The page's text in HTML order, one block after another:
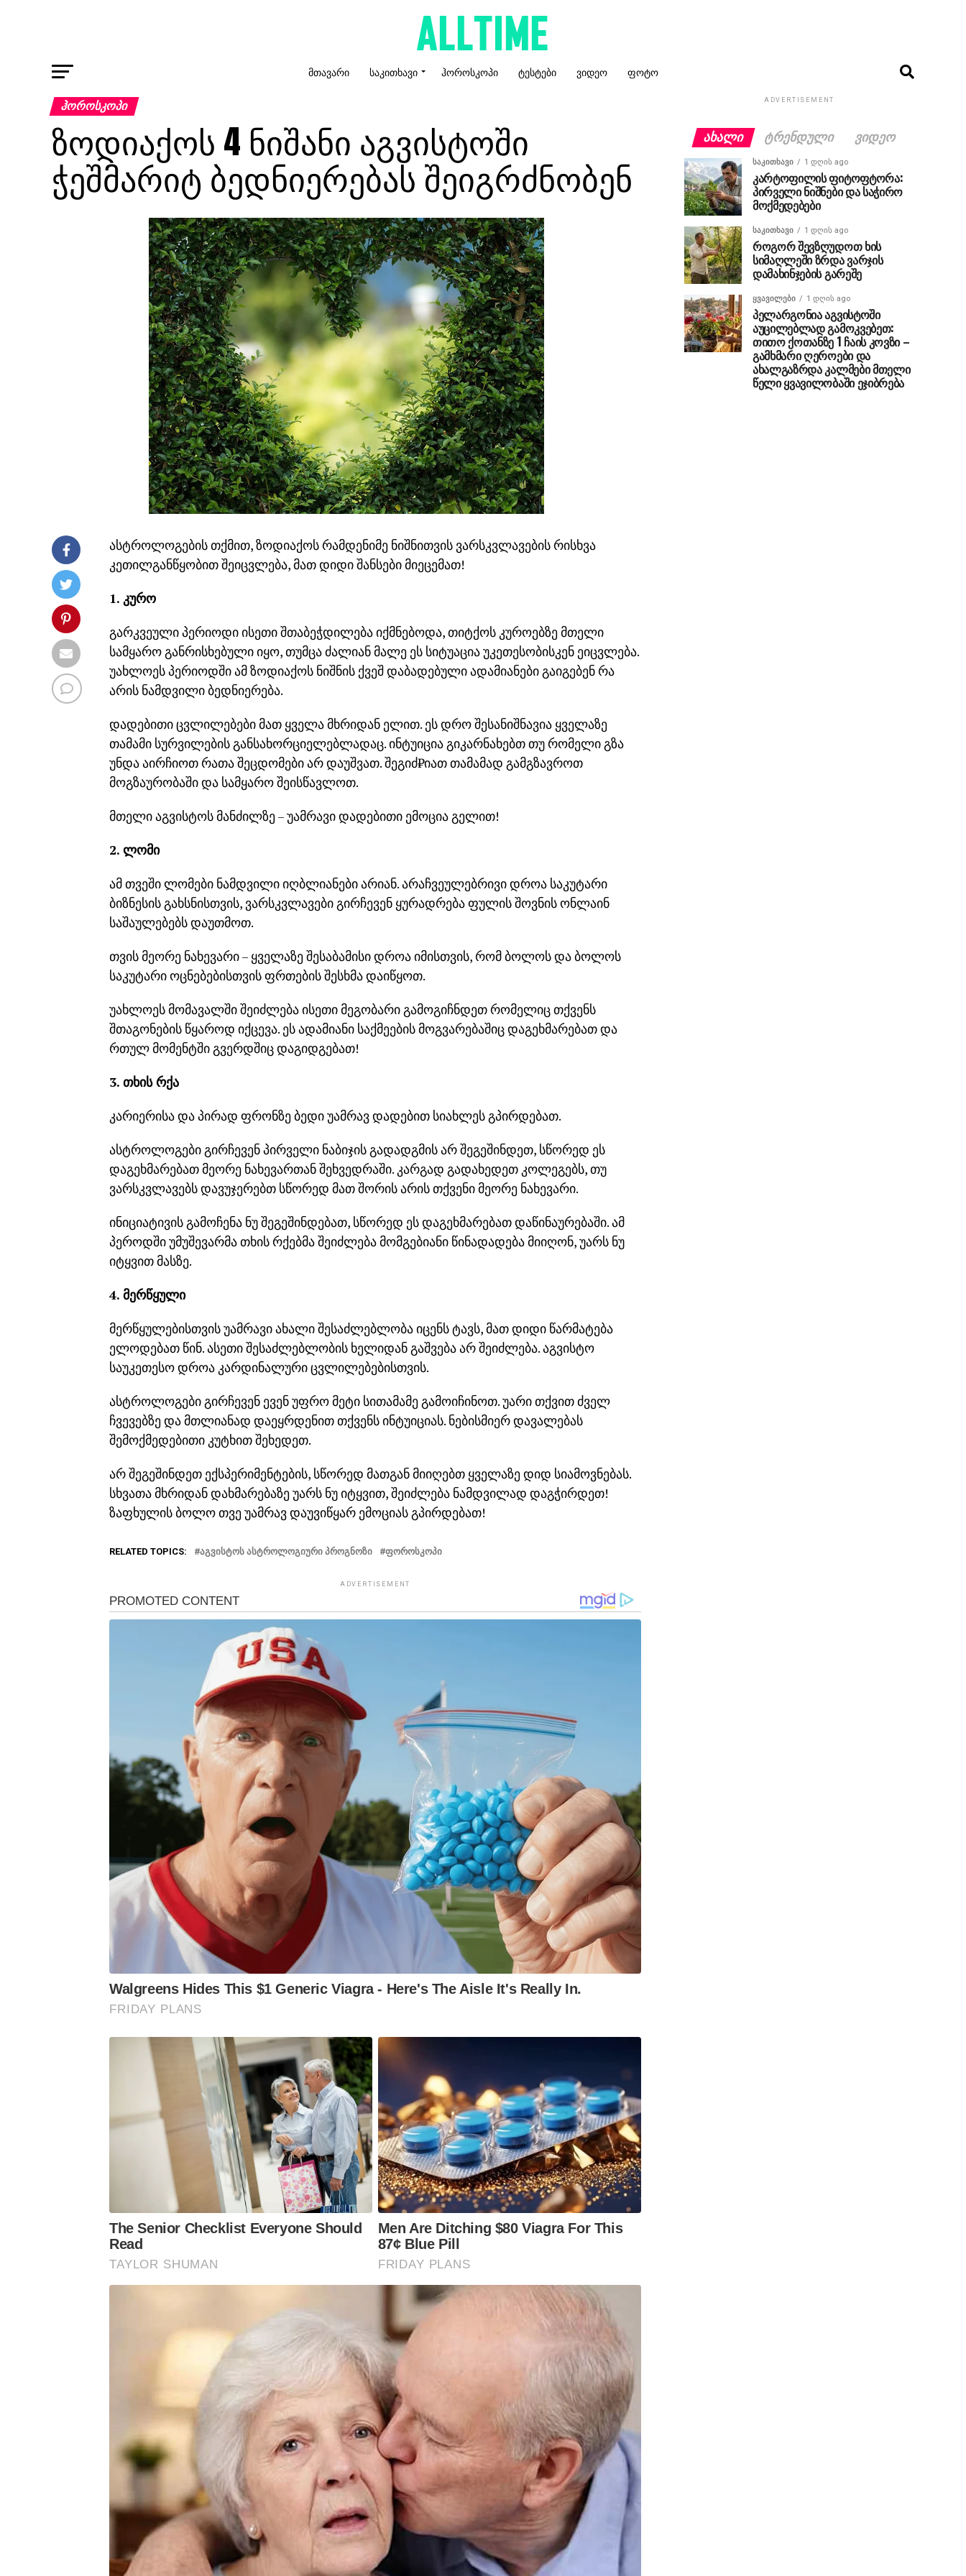
ᲛᲗᲐᲕᲐᲠᲘ ᲡᲐᲙᲘᲗᲮᲐᲕᲘ ᲰᲝᲠᲝᲡᲙᲝᲞᲘ ᲢᲔᲡᲢᲔᲑᲘ ᲕᲘᲓᲔᲝ ᲤᲝᲢᲝ
ᲰᲝᲠᲝᲡᲙᲝᲞᲘ
ზოდიაქოს 4 ნიშანი აგვისტოში
ჭეშმარიტ ბედნიერებას შეიგრძნობენ
ასტროლოგების თქმით, ზოდიაქოს რამდენიმე ნიშნითვის ვარსკვლავების რისხვა
კეთილგანწყობით შეიცვლება, მათ დიდი შანსები მიეცემათ!
1. კურო
გარკვეული პერიოდი ისეთი შთაბეჭდილება იქმნებოდა, თიტქოს კუროებზე მთელი
სამყარო განრისხებული იყო, თუმცა ძალიან მალე ეს სიტუაცია უკეთესობისკენ ეიცვლება.
უახლოეს პერიოდში ამ ზოდიაქოს ნიშნის ქვეშ დაბადებული ადამიანები გაიგებენ რა
არის ნამდვილი ბედნიერება.
დადებითი ცვლილებები მათ ყველა მხრიდან ელით. ეს დრო შესანიშნავია ყველაზე
თამამი სურვილების განსახორციელებლადაც. ინტუიცია გიკარნახებთ თუ რომელი გზა
უნდა აირჩიოთ რათა შეცდომები არ დაუშვათ. შეგიძ₾იათ თამამად გამგზავროთ
მოგზაურობაში და სამყარო შეისწავლოთ.
მთელი აგვისტოს მანძილზე – უამრავი დადებითი ემოცია გელით!
2. ლომი
ამ თვეში ლომები ნამდვილი იღბლიანები არიან. არაჩვეულებრივი დროა საკუტარი
ბიზნესის გახსნისთვის, ვარსკვლავები გირჩევენ ყურადრება ფულის შოვნის ონლაინ
საშაულებებს დაუთმოთ.
თვის მეორე ნახევარი – ყველაზე შესაბამისი დროა იმისთვის, რომ ბოლოს და ბოლოს
საკუტარი ოცნებებისთვის ფრთების შესხმა დაიწყოთ.
უახლოეს მომავალში შეიძლება ისეთი მეგობარი გამოგიჩნდეთ რომელიც თქვენს
შთაგონების წყაროდ იქცევა. ეს ადამიანი საქმეების მოგვარებაშიც დაგეხმარებათ და
რთულ მომენტში გვერდშიც დაგიდგებათ!
3. თხის რქა
კარიერისა და პირად ფრონზე ბედი უამრავ დადებით სიახლეს გპირდებათ.
ასტროლოგები გირჩევენ პირველი ნაბიჯის გადადგმის არ შეგეშინდეთ, სწორედ ეს
დაგეხმარებათ მეორე ნახევართან შეხვედრაში. კარგად გადახედეთ კოლეგებს, თუ
ვარსკვლავებს დავუჯერებთ სწორედ მათ შორის არის თქვენი მეორე ნახევარი.
ინიციატივის გამოჩენა ნუ შეგეშინდებათ, სწორედ ეს დაგეხმარებათ დაწინაურებაში. ამ
პეროდში უმუშევარმა თხის რქებმა შეიძლება მომგებიანი წინადადება მიიღონ, უარს ნუ
იტყვით მასზე.
4. მერწყული
მერწყულებისთვის უამრავი ახალი შესაძლებლობა იცენს ტავს, მათ დიდი წარმატება
ელოდებათ წინ. ასეთი შესაძლებლობის ხელიდან გაშვება არ შეიძლება. აგვისტო
საუკეთესო დროა კარდინალური ცვლილებებისთვის.
ასტროლოგები გირჩევენ ევენ უფრო მეტი სითამამე გამოიჩინოთ. უარი თქვით ძველ
ჩვევებზე და მთლიანად დაეყრდენით თქვენს ინტუიციას. ნებისმიერ დავალებას
შემოქმედებითი კუტხით შეხედეთ.
არ შეგეშინდეთ ექსპერიმენტების, სწორედ მათგან მიიღებთ ყველაზე დიდ სიამოვნებას.
სხვათა მხრიდან დახმარებაზე უარს ნუ იტყვით, შეიძლება ნამდვილად დაგჭირდეთ!
ზაფხულის ბოლო თვე უამრავ დაუვიწყარ ემოციას გპირდებათ!
RELATED TOPICS: ᲐᲒᲕᲘᲡᲢᲝᲡ ᲐᲡᲢᲠᲝᲚᲝᲒᲘᲣᲠᲘ ᲞᲠᲝᲒᲜᲝᲖᲘ ᲤᲝᲠᲝᲡᲙᲝᲞᲘ
ADVERTISEMENT
ADVERTISEMENT
ᲐᲮᲐᲚᲘ ᲢᲠᲔᲜᲓᲣᲚᲘ ᲕᲘᲓᲔᲝ
ᲡᲐᲙᲘᲗᲮᲐᲕᲘ 1 დღის ago
კარტოფილის ფიტოფტორა:
პირველი ნიშნები და საჭირო
მოქმედებები
ᲡᲐᲙᲘᲗᲮᲐᲕᲘ 1 დღის ago
როგორ შევზღუდოთ ხის
სიმაღლეში ზრდა ვარჯის
დამახინჯების გარეშე
ᲧᲕᲐᲕᲘᲚᲔᲑᲘ 1 დღის ago
პელარგონია აგვისტოში
აუცილებლად გამოკვებეთ:
თითო ქოთანზე 1 ჩაის კოვზი –
გამხმარი ღეროები და
ახალგაზრდა კალმები მთელი
წელი ყვავილობაში ეჯიბრება